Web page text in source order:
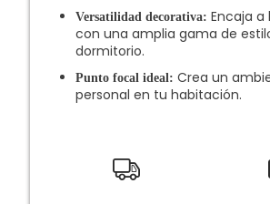
Versatilidad decorativa: Encaja
con una amplia gama de
dormitorio.
Punto focal ideal: Crea un
personal en tu habitación.